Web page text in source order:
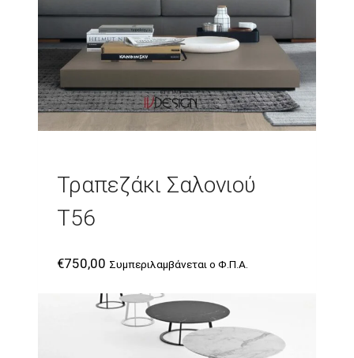
Τραπεζάκι Σαλονιού
T56
€750,00 Συμπεριλαμβάνεται ο Φ.Π.Α.